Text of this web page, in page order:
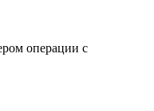
операции с